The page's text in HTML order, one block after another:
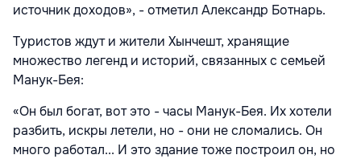
источник доходов», - отметил Александр Ботнарь.
Туристов ждут и жители Хынчешт, хранящие
множество легенд и историй, связанных с семьей
Манук-Бея:
«Он был богат, вот это - часы Манук-Бея. Их хотели
разбить, искры летели, но - они не сломались. Он
много работал... И это здание тоже построил он, но